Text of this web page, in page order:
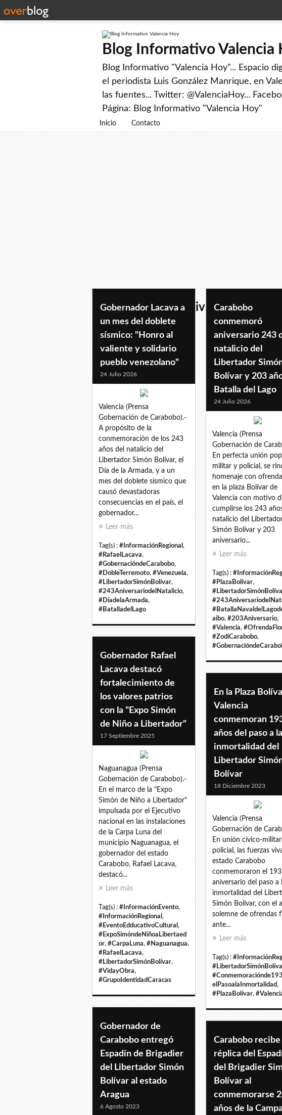
Blog Informativo Valencia
Blog Informativo "Valencia Hoy"... Espacio
el periodista Luis González Manrique, en
las fuentes... Twitter: @ValenciaHoy...
Página: Blog Informativo "Valencia Hoy"
Inicio Contacto
libertadorsimonbolivar
Gobernador Lacava a
un mes del doblete
sísmico: "Honro al
valiente y solidario
pueblo venezolano"
24 Julio 2026
Valencia (Prensa
Gobernación de Carabobo).-
A propósito de la
conmemoración de los 243
años del natalicio del
Libertador Simón Bolívar, el
Día de la Armada, y a un
mes del doblete sísmico que
causó devastadoras
consecuencias en el país, el
gobernador...
Leer más
Tag(s) : #InformaciónRegional ,
#RafaelLacava,
#GobernacióndeCarabobo,
#DobleTerremoto, #Venezuela,
#LibertadorSimónBolívar,
#243AniversariodelNatalicio,
#DíadelaArmada,
#BatalladelLago
Carabobo
conmemoró
aniversario 243
natalicio del
Libertador
Bolívar y 203
Batalla del Lago
24 Julio 2026
Valencia (Prensa
Gobernación de
En perfecta unión
militar y policial, se
homenaje con
en la plaza Bolívar de
Valencia con motivo
cumplirse los 243
natalicio del
Simón Bolívar y 203
aniversario...
Leer más
Tag(s) :
#PlazaBolívar,
aibo, #203Aniversario,
#Valencia,
#ZodiCarabobo,
Gobernador Rafael
Lacava destacó
fortalecimiento de
los valores patrios
con la "Expo Simón
de Niño a Libertador"
17 Septiembre 2025
Naguanagua (Prensa
Gobernación de Carabobo).-
En el marco de la "Expo
Simón de Niño a Libertador"
impulsada por el Ejecutivo
nacional en las instalaciones
de la Carpa Luna del
municipio Naguanagua, el
gobernador del estado
Carabobo, Rafael Lacava,
destacó...
Leer más
Tag(s) : #InformaciónEvento,
#InformaciónRegional ,
#EventoEdducativoCultural ,
#ExpoSimóndeNiñoaLibertaed
or, #CarpaLuna, #Naguanagua,
#RafaelLacava,
#LibertadorSimónBolívar,
#VidayObra,
#GrupoIdentidadCaracas
En la Plaza
Valencia
conmemoran
años del paso a la
inmortalidad del
Libertador
Bolívar
18 Diciembre 2023
Valencia (Prensa
Gobernación de
En unión cívico-
policial, las fuerzas
estado Carabobo
conmemoraron el 193
aniversario del paso a
inmortalidad del
Simón Bolívar, con el
solemne de ofrendas
ante...
Leer más
Tag(s) :
elPasoalaInmortalidad,
#PlazaBolívar,
Gobernador de
Carabobo entregó
Espadín de Brigadier
del Libertador Simón
Bolívar al estado
Aragua
6 Agosto 2023
Carabobo recibe
réplica del
del Brigadier
Bolívar al
conmemorarse
años de la